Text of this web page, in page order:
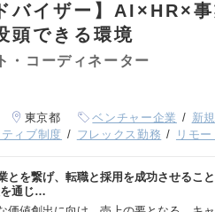
バイザー】AI×HR×
頭できる環境
・コーディネーター
東京都 ベンチャー企業 新
ィブ制度 フレックス勤務 リモ
とを繋げ、転職と採用を成功させるこ
を通じ…